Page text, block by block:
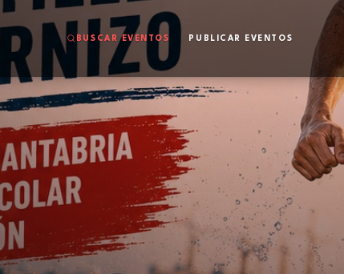
BUSCAR EVENTOS PUBLICAR EVENTOS